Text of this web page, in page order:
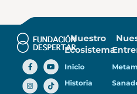
Nuestro
Ecosistema
Inicio
Historia